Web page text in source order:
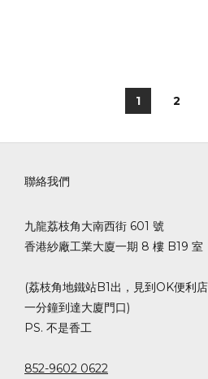
1 2
聯絡我們
九龍荔枝角大南西街 601 號
香港紗廠工業大廈一期 8 樓 B19 室
(荔枝角地鐵站B1出，見到OK便利
一分鐘到達大廈門口)
PS. 不是香工
852-9602 0622